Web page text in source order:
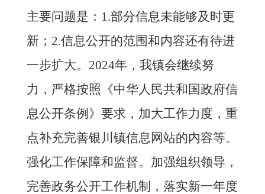
主要问题是：1.部分信息未能够及时更
新；2.信息公开的范围和内容还有待进
一步扩大。2024年，我镇会继续努
力，严格按照《中华人民共和国政府信
息公开条例》要求，加大工作力度，重
点补充完善银川镇信息网站的内容等。
强化工作保障和监督。加强组织领导，
完善政务公开工作机制，落实新一年度